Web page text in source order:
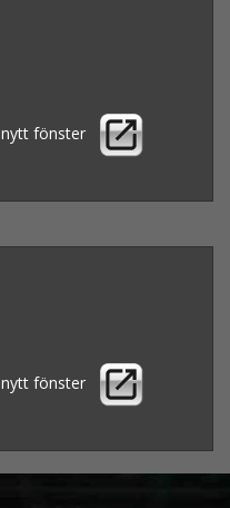
fönster
fönster